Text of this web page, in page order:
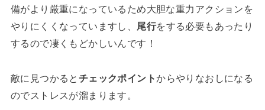
備がより厳重になっているため大胆な重力アクションを
やりにくくなっていますし、 尾行をする必要もあったり
するので凄くもどかしいんです！
敵に見つかると チェックポイントからやりなおしになる
のでストレスが溜まります。